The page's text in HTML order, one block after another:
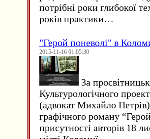
потрібні роки глибокої
років практики…
"Герой поневолі" в
2015-11-16 01:05:30
За
Культурологічного
(адвокат Михайло
графічного роману
присутності авторів 18